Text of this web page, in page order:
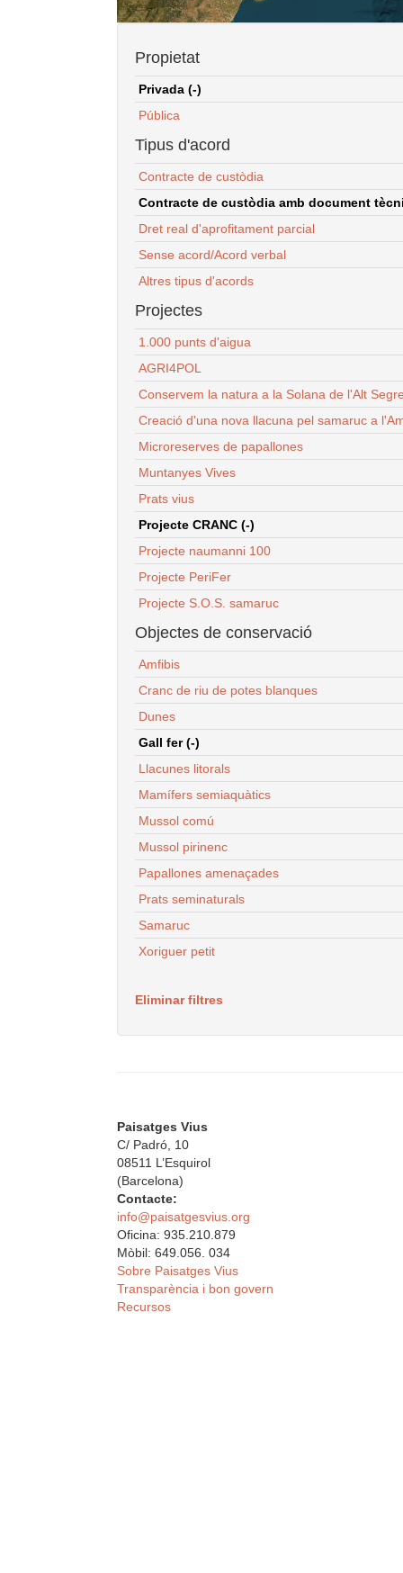
Propietat
Privada (-)
Pública
Tipus d'acord
Contracte de custòdia
Contracte de custòdia amb document
Dret real d'aprofitament parcial
Sense acord/Acord verbal
Altres tipus d'acords
Projectes
1.000 punts d'aigua
AGRI4POL
Conservem la natura a la Solana de l'Alt
Creació d'una nova llacuna pel samaruc a
Microreserves de papallones
Muntanyes Vives
Prats vius
Projecte CRANC (-)
Projecte naumanni 100
Projecte PeriFer
Projecte S.O.S. samaruc
Objectes de conservació
Amfibis
Cranc de riu de potes blanques
Dunes
Gall fer (-)
Llacunes litorals
Mamífers semiaquàtics
Mussol comú
Mussol pirinenc
Papallones amenaçades
Prats seminaturals
Samaruc
Xoriguer petit
Eliminar filtres
Paisatges Vius
C/ Padró, 10
08511 L’Esquirol
(Barcelona)
Contacte:
info@paisatgesvius.org
Oficina: 935.210.879
Mòbil: 649.056. 034
Sobre Paisatges Vius
Transparència i bon govern
Recursos